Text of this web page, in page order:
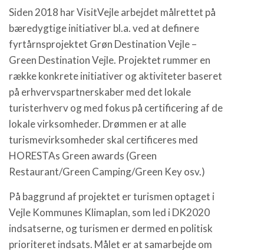
Siden 2018 har VisitVejle arbejdet målrettet på
bæredygtige initiativer bl.a. ved at definere
fyrtårnsprojektet Grøn Destination Vejle –
Green Destination Vejle. Projektet rummer en
række konkrete initiativer og aktiviteter baseret
på erhvervspartnerskaber med det lokale
turisterhverv og med fokus på certificering af de
lokale virksomheder. Drømmen er at alle
turismevirksomheder skal certificeres med
HORESTAs Green awards (Green
Restaurant/Green Camping/Green Key osv.)
På baggrund af projektet er turismen optaget i
Vejle Kommunes Klimaplan, som led i DK2020
indsatserne, og turismen er dermed en politisk
prioriteret indsats. Målet er at samarbejde om